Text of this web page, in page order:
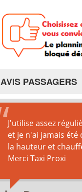
AVIS PASSAGERS